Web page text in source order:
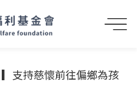
支持慈懷前往偏鄉為孩